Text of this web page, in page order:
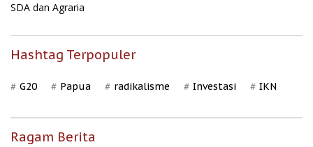
SDA dan Agraria
Hashtag Terpopuler
G20 Papua radikalisme Investasi IKN
Ragam Berita